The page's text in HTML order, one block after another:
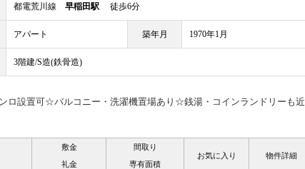
都電荒川線 早稲田駅 徒歩6分
アパート 築年月 1970年1月
3階建/S造(鉄骨造)
ロ設置可☆バルコニー・洗濯機置場あり☆銭湯・コインランドリーも近
敷金
礼金
間取り
専有面積
お気に入り 物件詳細